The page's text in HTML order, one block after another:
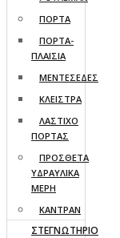
ΠΟΡΤΑ
ΠΟΡΤΑ-
ΠΛΑΙΣΙΑ
ΜΕΝΤΕΣΕΔΕΣ
ΚΛΕΙΣΤΡΑ
ΛΑΣΤΙΧΟ
ΠΟΡΤΑΣ
ΠΡΟΣΘΕΤΑ
ΥΔΡΑΥΛΙΚΑ
ΜΕΡΗ
ΚΑΝΤΡΑΝ
ΣΤΕΓΝΩΤΗΡΙΟ